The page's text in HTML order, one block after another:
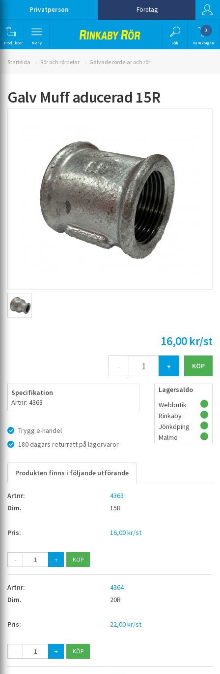
Privatperson Företag
Produkter Meny Sök
0
Varukorgen
Startsida Rör och rördelar Galvade rördelar och rör
Galv Muff aducerad 15R
16,00 kr/st
- +
Specifikation
Artnr: 4363
Trygg e-handel
180 dagars returrätt på lagervaror
Lagersaldo
Webbutik
Rinkaby
Jönköping
Malmö
Produkten finns i följande utförande
4363
15R
16,00 kr/st
- +
4364
20R
22,00 kr/st
- +